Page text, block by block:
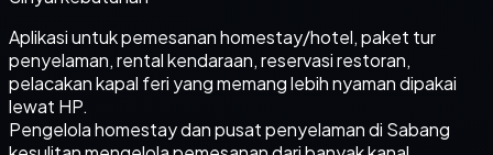
Aplikasi untuk pemesanan homestay/hotel, paket tur
penyelaman, rental kendaraan, reservasi restoran,
pelacakan kapal feri yang memang lebih nyaman dipakai
lewat HP.
Pengelola homestay dan pusat penyelaman di Sabang